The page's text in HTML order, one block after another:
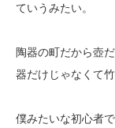
ていうみたい。
陶器の町だから壺
器だけじゃなくて
僕みたいな初心者